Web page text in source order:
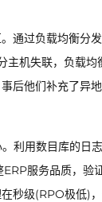
通过负载均衡分
机失联，负载
后他们补充了异地
利用数目库的日
服务品质，
秒级(RPO极低)，